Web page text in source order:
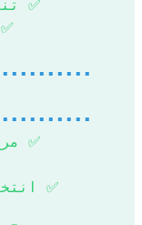
✅
✅
✅